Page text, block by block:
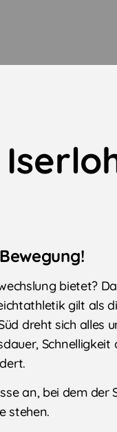
bietet?
gilt als
dreht sich alles
Schnelligkeit
an, bei dem der
stehen.